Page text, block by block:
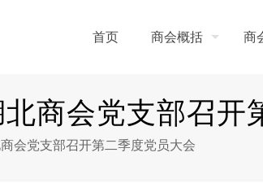
首页 商会概括 商
北商会党支部召开
会党支部召开第二季度党员大会